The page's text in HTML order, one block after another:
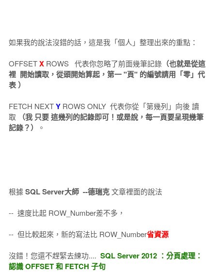
如果我的說法沒錯的話，這是我「個人」整理出來的重點：
OFFSETXROWS 代表你忽略了前面幾筆記錄（也就是從這
裡 開始讀取，從頭開始算起，第一 "頁" 的編號請用「零」代
表 ）
FETCH NEXTYROWS ONLY 代表你從「第幾列」向後 讀
取
（我 只要 這幾列的記錄即可！或是說，每一頁要呈現幾筆
記錄？）
。
根據SQL Server大師 --德瑞克文章裡面的說法
-- 速度比起 ROW_Number差不多，
-- 但比較起來，新的寫法比 ROW_Number省資源
沒錯！您還不趕緊去練功.... SQL Server 2012 ：分頁處理：
認識 OFFSET 和 FETCH 子句